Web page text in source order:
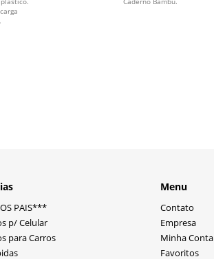
PAIS***
p/ Celular
para Carros
Menu
Contato
Empresa
Minha Conta
Favoritos